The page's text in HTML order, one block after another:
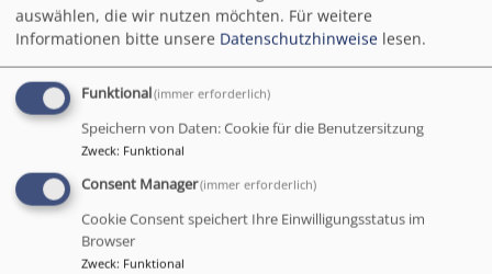
Fernwerk. Es wird um die 75.000 Euro kosten. Ein Teil
dieser Summe ist bereits eingegangen. Wir erbitten
aber weiterhin Spenden, um diesen Abschnitt
möglichst 2020 abzuschließen zu können.
* Die Umsetzung:
Neben dem Zuschuss des Landesamtes für
Denkmalpflege muss das Orgelprojekt allein aus
Spenden finanziert werden.
Zu diesem Zweck hat sich der "Orgelbauverein der
auswählen, die wir nutzen möchten. Für weitere
Informationen bitte unsere Datenschutzhinweise lesen.
Funktional(immer erforderlich)
Speichern von Daten: Cookie für die Benutzersitzung
Zweck: Funktional
Consent Manager(immer erforderlich)
Cookie Consent speichert Ihre Einwilligungsstatus im
Browser
Zweck: Funktional